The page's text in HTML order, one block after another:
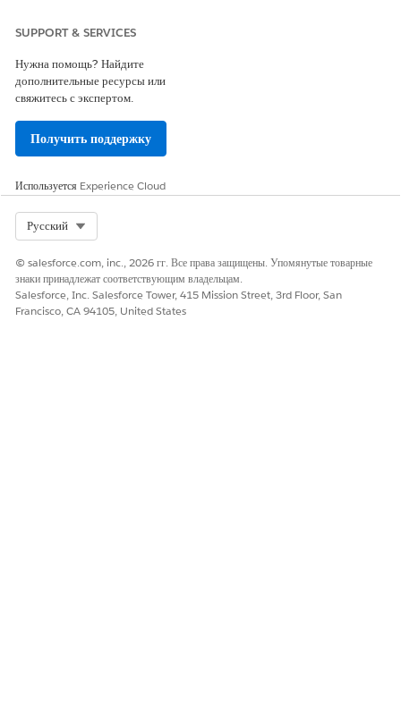
SUPPORT & SERVICES
Нужна помощь? Найдите
дополнительные ресурсы или
свяжитесь с экспертом.
Получить поддержку
Используется Experience Cloud
Русский
© salesforce.com, inc., 2026 гг. Все права защищены. Упомянутые товарные
знаки принадлежат соответствующим владельцам.
Salesforce, Inc. Salesforce Tower, 415 Mission Street, 3rd Floor, San
Francisco, CA 94105, United States